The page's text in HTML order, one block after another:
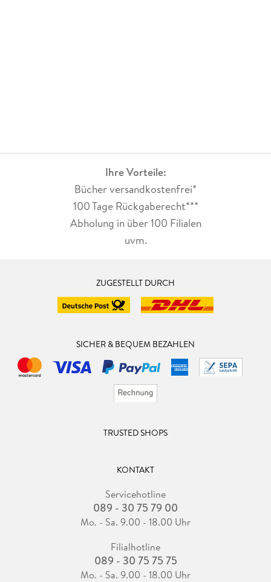
Ihre Vorteile:
Bücher versandkostenfrei*
100 Tage Rückgaberecht***
Abholung in über 100 Filialen
uvm.
ZUGESTELLT DURCH
SICHER & BEQUEM BEZAHLEN
TRUSTED SHOPS
KONTAKT
Servicehotline
089 - 30 75 79 00
Mo. - Sa. 9.00 - 18.00 Uhr
Filialhotline
089 - 30 75 75 75
Mo. - Sa. 9.00 - 18.00 Uhr